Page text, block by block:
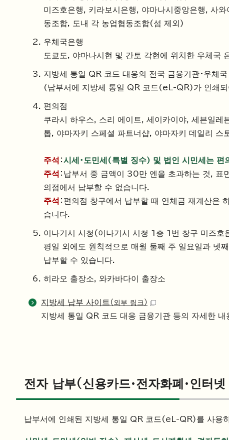
미즈호은행, 키라보시은행, 야마나시중앙은행, 사
동조합, 도내 각 농업협동조합(섬 제외)
우체국은행
도쿄도, 야마나시현 및 간토 각현에 위치한 우체국
지방세 통일 QR 코드 대응의 전국 금융기관・우체국
(납부서에 지방세 통일 QR 코드(eL-QR)가 인쇄
편의점
쿠라시 하우스, 스리 에이트, 세이카이야, 세븐일
톱, 야마자키 스페셜 파트너샵, 야마자키 데일리 스
주석 ： 시세・도민세(특별 징수) 및 법인 시민세는 편
주석 ：납부서 중 금액이 30만 엔을 초과하는 것,
의점에서 납부할 수 없습니다.
주석 ：편의점 창구에서 납부할 때 연체금 재계산은
습니다.
이나기시 시청(이나기시 시청 1층 1번 창구 미즈호
평일 외에도 원칙적으로 매월 둘째 주 일요일과 넷
납부할 수 있습니다.
히라오 출장소, 와카바다이 출장소
지방세 납부 사이트 （외부 링크）
지방세 통일 QR 코드 대응 금융기관 등의 자세한 내
전자 납부(신용카드·전자화폐·인터
납부서에 인쇄된 지방세 통일 QR 코드(eL-QR)를 사용